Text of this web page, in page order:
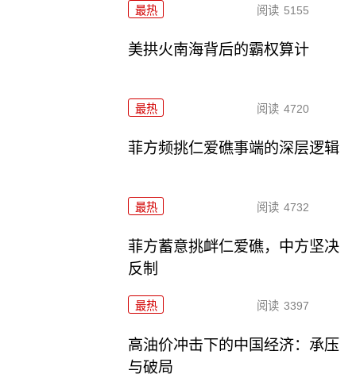
最热 阅读 5155
美拱火南海背后的霸权算计
最热 阅读 4720
菲方频挑仁爱礁事端的深层逻辑
最热 阅读 4732
菲方蓄意挑衅仁爱礁，中方坚决
反制
最热 阅读 3397
高油价冲击下的中国经济：承压
与破局